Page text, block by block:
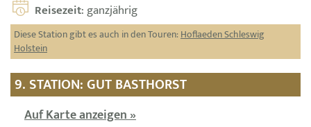
Reisezeit: ganzjährig
Diese Station gibt es auch in den Touren:Hoflaeden Schleswig
Holstein
9. STATION: GUT BASTHORST
Auf Karte anzeigen »